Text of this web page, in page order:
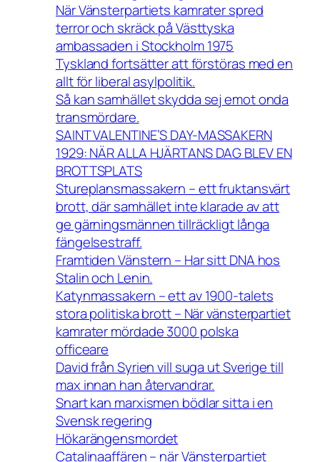
När Vänsterpartiets kamrater spred
terror och skräck på Västtyska
ambassaden i Stockholm 1975
Tyskland fortsätter att förstöras med en
allt för liberal asylpolitik.
Så kan samhället skydda sej emot onda
transmördare.
SAINT VALENTINE’S DAY-MASSAKERN
1929: NÄR ALLA HJÄRTANS DAG BLEV EN
BROTTSPLATS
Stureplansmassakern – ett fruktansvärt
brott, där samhället inte klarade av att
ge gärningsmännen tillräckligt långa
fängelsestraff.
Framtiden Vänstern – Har sitt DNA hos
Stalin och Lenin.
Katynmassakern – ett av 1900-talets
stora politiska brott – När vänsterpartiet
kamrater mördade 3000 polska
officeare
David från Syrien vill suga ut Sverige till
max innan han återvandrar.
Snart kan marxismen bödlar sitta i en
Svensk regering
Hökarängensmordet
Catalinaaffären – när Vänsterpartiet